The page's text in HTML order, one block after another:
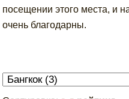
посещении этого места, и
очень благодарны.